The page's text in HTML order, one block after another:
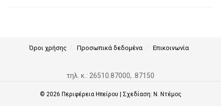
Όροι χρήσης Προσωπικά δεδομένα Επικοινωνία
τηλ. κ.: 26510.87000, .87150
© 2026 Περιφέρεια Ηπείρου | Σχεδίαση: Ν. Ντέμος